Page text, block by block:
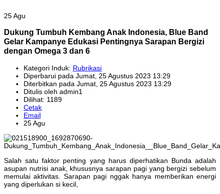
25 Agu
Dukung Tumbuh Kembang Anak Indonesia, Blue Band
Gelar Kampanye Edukasi Pentingnya Sarapan Bergizi
dengan Omega 3 dan 6
Kategori Induk: Rubrikasi
Diperbarui pada Jumat, 25 Agustus 2023 13:29
Diterbitkan pada Jumat, 25 Agustus 2023 13:29
Ditulis oleh admin1
Dilihat: 1189
Cetak
Email
25 Agu
Salah satu faktor penting yang harus diperhatikan Bunda adalah
asupan nutrisi anak, khususnya sarapan pagi yang bergizi sebelum
memulai aktivitas. Sarapan pagi nggak hanya memberikan energi
yang diperlukan si kecil,